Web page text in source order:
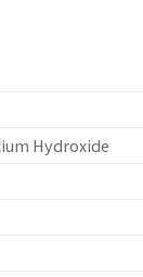
Hydroxide